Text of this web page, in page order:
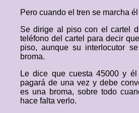
Pero cuando el tren se marcha
Se dirige al piso con el cartel
teléfono del cartel para decir
piso, aunque su interlocutor
broma.
Le dice que cuesta 45000 y
pagará de una vez y debe
es una broma, sobre todo
hace falta verlo.